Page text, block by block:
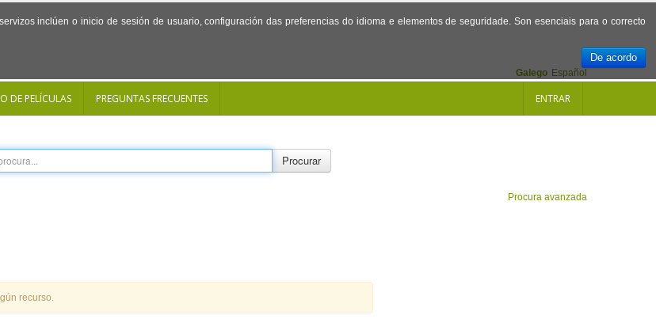
inclúen o inicio de sesión de usuario, configuración das preferencias do idioma e elementos de seguridade. Son esenciais para o correcto
De acordo
Español
Galego
DE PELÍCULAS PREGUNTAS FRECUENTES ENTRAR
Procurar
Procura avanzada
recurso.